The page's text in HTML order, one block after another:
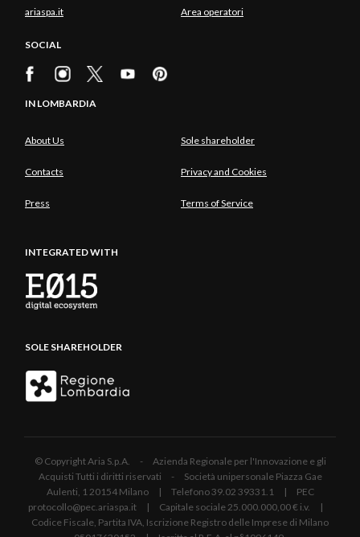
ariaspa.it Area operatori
SOCIAL
IN LOMBARDIA
About Us Sole shareholder
Contacts Privacy and Cookies
Press Terms of Service
INTEGRATED WITH
SOLE SHAREHOLDER
© Copyright Aria S.p.A. - Azienda Regionale per l'Innovazione e gli
Acquisti Tutti i diritti riservati - Società unipersonale Piazza Gae
Aulenti, 1 20154 Milano | Telefono 39.02 39331.1 | PEC
protocollo@pec.ariaspa.it | Capitale sociale 25.000.000,00 € i.v. |
Codice Fiscale, Partita IVA, Iscrizione Registro delle Imprese di Milano